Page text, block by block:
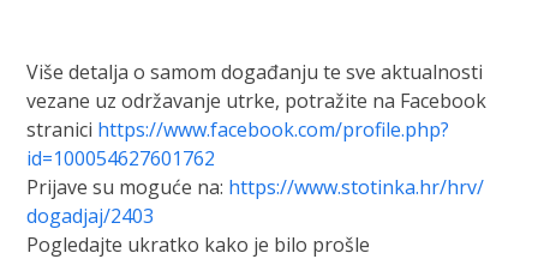
Više detalja o samom događanju te sve aktualnosti
vezane uz održavanje utrke, potražite na Facebook
stranici https://www.facebook.com/profile.php?
id=100054627601762
Prijave su moguće na: https://www.stotinka.hr/hrv/
dogadjaj/2403
Pogledajte ukratko kako je bilo prošle